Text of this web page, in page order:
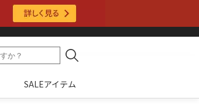
SALEアイテム